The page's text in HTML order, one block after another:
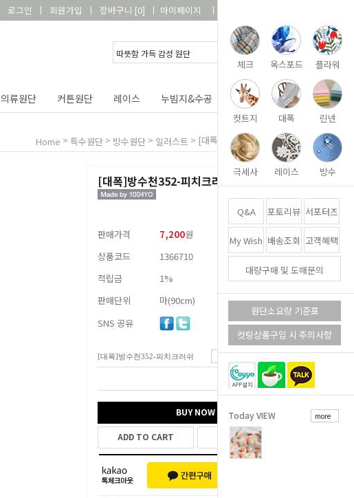
체크 옥스포드 플라워
컷트지 대폭 린넨
극세사 레이스 방수
Q&A 포토리뷰 서포터즈
My Wish 배송조회 고객혜택
대량구매 및 도매문의
원단소요량 기준표
컷팅상품구입 시 주의사항
Today VIEW more
로그인 회원가입 장바구니 [0] 마이페이지
의류원단 커튼원단 레이스 누빔지&수공 DIY&패키지 부자재
Home > 특수원단 > 방수원단 > 일러스트 > [대폭]방수천352-피치크러쉬
[대폭]방수천352-피치크러쉬
판매가격 7,200원
상품코드
1366710
적립금
1%
판매단위
마(90cm)
SNS 공유
[대폭]방수천352-피치크러쉬
총 상품 금액 7,200 원
BUY NOW
ADD TO CART WISH LIST